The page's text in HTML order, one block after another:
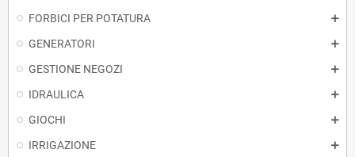
FORBICI PER POTATURA
GENERATORI
GESTIONE NEGOZI
IDRAULICA
GIOCHI
IRRIGAZIONE